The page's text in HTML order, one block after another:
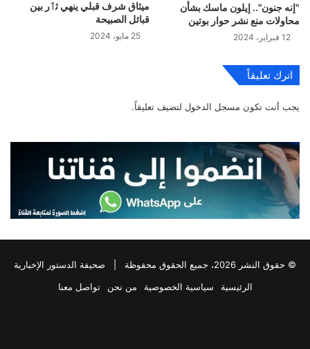
"إنه جنون".. إيلون ماسك بشأن
محاولات منع نشر حوار بوتين
12 فبراير، 2024
ميثاق شرف قبلي ينهي ثٲر بين
قبائل الصبيحة
25 مايو، 2024
اترك تعليقاً
يجب أنت تكون مسجل الدخول لتضيف تعليقاً.
© حقوق النشر 2026، جميع الحقوق محفوظة |
صحيفة الدستور الإخبارية
الرئيسية
سياسية الخصوصية من نحن تواصل معنا